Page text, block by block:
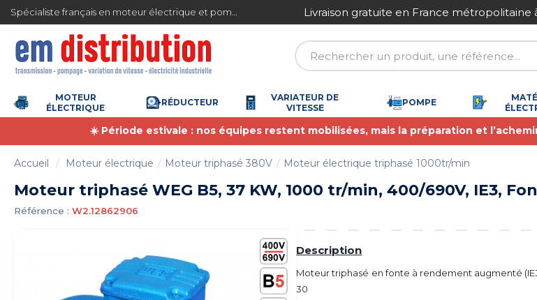
4.7/5 (6353 avis) Livraison gratuite en France métropolitaine
MOTEUR
ÉLECTRIQUE
RÉDUCTEUR
VARIATEUR DE
VITESSE
POMPE
☀️ Période estivale : nos équipes restent mobilisées, mais la préparation et
Accueil Moteur électrique Moteur triphasé 380V Moteur électrique triphasé 1000tr/min
Moteur triphasé WEG B5, 37 KW, 1000 tr/min, 400/690V, IE3,
Référence : W2.12862906
Description
Moteur triphasé en fonte à rendement augmenté
30
Gestion des cookies